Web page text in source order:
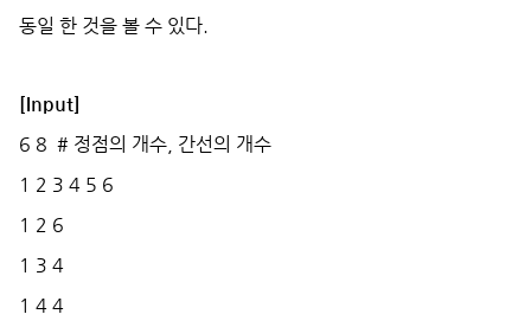
동일 한 것을 볼 수 있다.
[Input]
6 8 # 정점의 개수, 간선의 개수
1 2 3 4 5 6
1 2 6
1 3 4
1 4 4